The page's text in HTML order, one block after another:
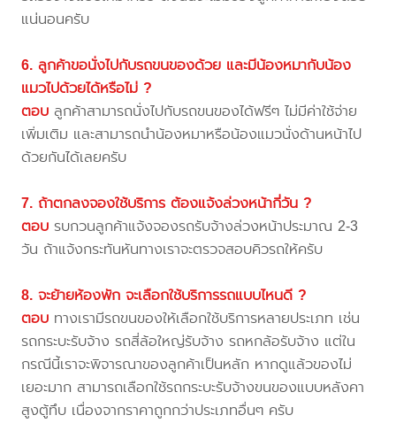
แน่นอนครับ
6. ลูกค้าขอนั่งไปกับรถขนของด้วย และมีน้องหมากับน้อง
แมวไปด้วยได้หรือไม่ ?
ตอบ ลูกค้าสามารถนั่งไปกับรถขนของได้ฟรีๆ ไม่มีค่าใช้จ่าย
เพิ่มเติม และสามารถนำน้องหมาหรือน้องแมวนั่งด้านหน้าไป
ด้วยกันได้เลยครับ
7. ถ้าตกลงจองใช้บริการ ต้องแจ้งล่วงหน้ากี่วัน ?
ตอบ รบกวนลูกค้าแจ้งจองรถรับจ้างล่วงหน้าประมาณ 2-3
วัน ถ้าแจ้งกระทันหันทางเราจะตรวจสอบคิวรถให้ครับ
8. จะย้ายห้องพัก จะเลือกใช้บริการรถแบบไหนดี ?
ตอบ ทางเรามีรถขนของให้เลือกใช้บริการหลายประเภท เช่น
รถกระบะรับจ้าง รถสี่ล้อใหญ่รับจ้าง รถหกล้อรับจ้าง แต่ใน
กรณีนี้เราจะพิจารณาของลูกค้าเป็นหลัก หากดูแล้วของไม่
เยอะมาก สามารถเลือกใช้รถกระบะรับจ้างขนของแบบหลังคา
สูงตู้ทึบ เนื่องจากราคาถูกกว่าประเภทอื่นๆ ครับ